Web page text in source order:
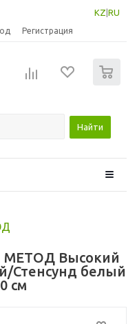
KZ RU
Регистрация
Найти
МЕТОД Высокий
Стенсунд белый
см